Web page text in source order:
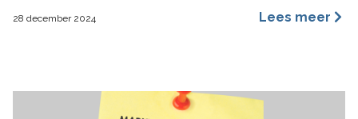
28 december 2024 Lees meer